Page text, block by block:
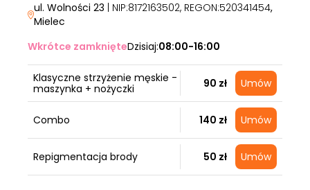
ul. Wolności 23 | NIP:8172163502, REGON:520341454,
Mielec
Wkrótce zamknięteDzisiaj:08:00-16:00
Klasyczne strzyżenie męskie -
maszynka + nożyczki
90 zł Umów
Combo 140 zł Umów
Repigmentacja brody 50 zł Umów